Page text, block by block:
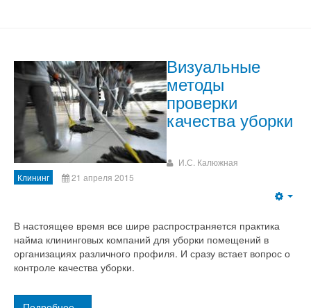
Визуальные
методы
проверки
качества уборки
И.С. Калюжная
Клининг
21 апреля 2015
В настоящее время все шире распространяется практика
найма клининговых компаний для уборки помещений в
организациях различного профиля. И сразу встает вопрос о
контроле качества уборки.